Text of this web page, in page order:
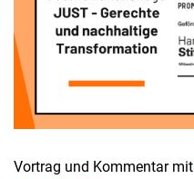
Vortrag und Kommentar mit